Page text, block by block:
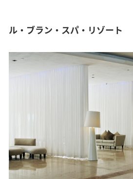
ル・ブラン・スパ・リゾート